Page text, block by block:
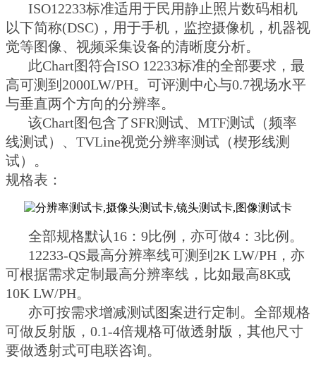
ISO12233标准适用于民用静止照片数码相机
以下简称(DSC)，用于手机，监控摄像机，机器视
觉等图像、视频采集设备的清晰度分析。
此Chart图符合ISO 12233标准的全部要求，最
高可测到2000LW/PH。可评测中心与0.7视场水平
与垂直两个方向的分辨率。
该Chart图包含了SFR测试、MTF测试（频率
线测试）、TVLine视觉分辨率测试（楔形线测
试）。
规格表：
全部规格默认16：9比例，亦可做4：3比例。
12233-QS最高分辨率线可测到2K LW/PH，亦
可根据需求定制最高分辨率线，比如最高8K或
10K LW/PH。
亦可按需求增减测试图案进行定制。全部规格
可做反射版，0.1-4倍规格可做透射版，其他尺寸
要做透射式可电联咨询。